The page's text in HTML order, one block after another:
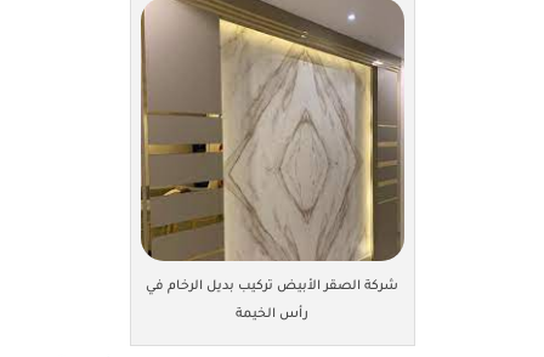
شركة الصقر الأبيض تركيب بديل الرخام في
رأس الخيمة